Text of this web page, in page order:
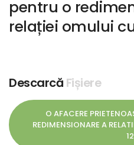
pentru o
relației omului
Descarcă Fișiere
O AFACERE
REDIMENSIONARE A